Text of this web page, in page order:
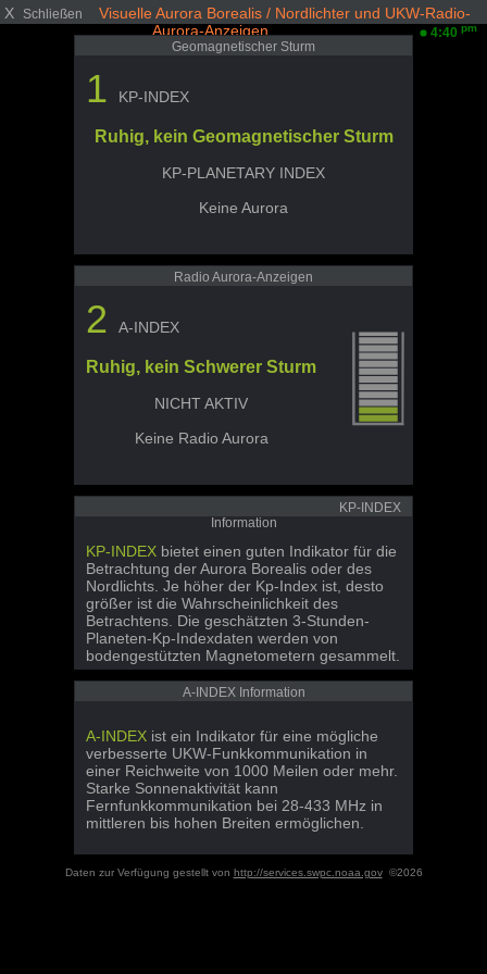
X Schließen
Visuelle Aurora Borealis / Nordlichter und UKW-Radio-
Aurora-Anzeigen
4:40 pm
Geomagnetischer Sturm
1 KP-INDEX
Ruhig, kein Geomagnetischer Sturm
KP-PLANETARY INDEX
Keine Aurora
Radio Aurora-Anzeigen
2 A-INDEX
Ruhig, kein Schwerer Sturm
NICHT AKTIV
Keine Radio Aurora
KP-INDEX
Information
KP-INDEX bietet einen guten Indikator für die
Betrachtung der Aurora Borealis oder des
Nordlichts. Je höher der Kp-Index ist, desto
größer ist die Wahrscheinlichkeit des
Betrachtens. Die geschätzten 3-Stunden-
Planeten-Kp-Indexdaten werden von
bodengestützten Magnetometern gesammelt.
A-INDEX Information
A-INDEX ist ein Indikator für eine mögliche
verbesserte UKW-Funkkommunikation in
einer Reichweite von 1000 Meilen oder mehr.
Starke Sonnenaktivität kann
Fernfunkkommunikation bei 28-433 MHz in
mittleren bis hohen Breiten ermöglichen.
Daten zur Verfügung gestellt von http://services.swpc.noaa.gov©2026